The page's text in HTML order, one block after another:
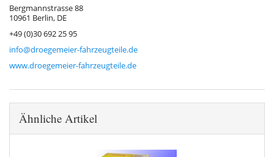
Bergmannstrasse 88
10961 Berlin, DE
+49 (0)30 692 25 95
info@droegemeier-fahrzeugteile.de
www.droegemeier-fahrzeugteile.de
Ähnliche Artikel